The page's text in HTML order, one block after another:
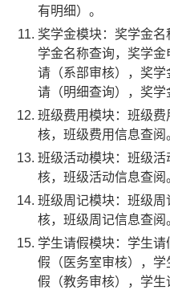
有明细）。
奖学金模块：奖学金
学金名称查询，奖学
请（系部审核），奖
请（明细查询），奖学
班级费用模块：班级
核，班级费用信息查阅
班级活动模块：班级
核，班级活动信息查阅
班级周记模块：班级
核，班级周记信息查阅
学生请假模块：学生
假（医务室审核），
假（教务审核），学